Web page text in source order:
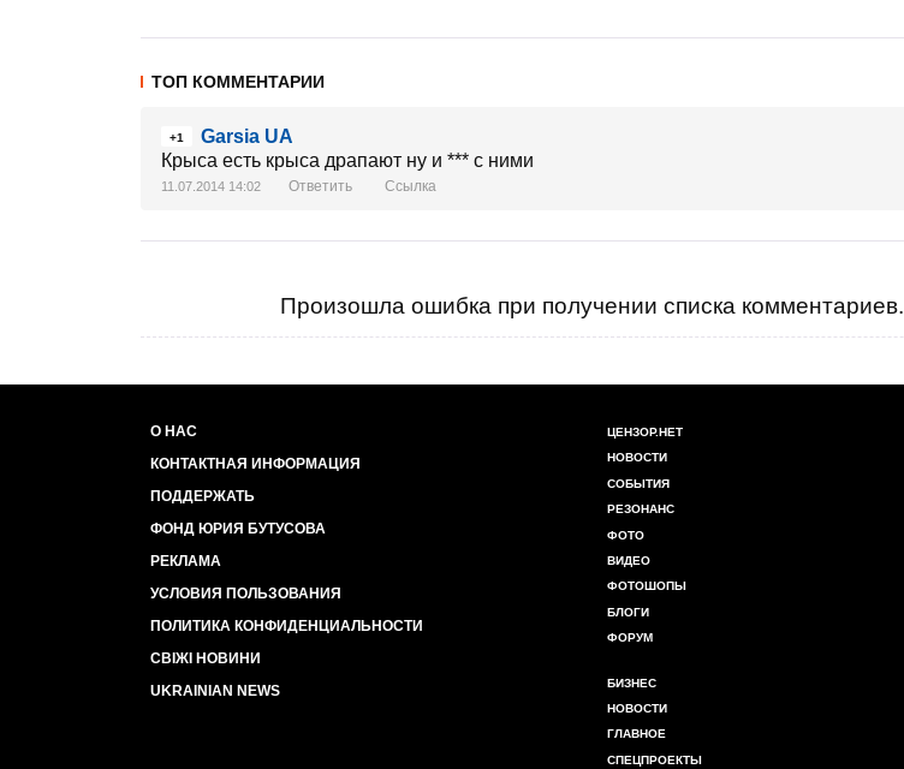
ТОП КОММЕНТАРИИ
+1
Garsia UA
Крыса есть крыса драпают ну и *** с ними
11.07.2014 14:02 Ответить Ссылка
Произошла ошибка при получении списка комментариев.
О НАС
КОНТАКТНАЯ ИНФОРМАЦИЯ
ПОДДЕРЖАТЬ
ФОНД ЮРИЯ БУТУСОВА
РЕКЛАМА
УСЛОВИЯ ПОЛЬЗОВАНИЯ
ПОЛИТИКА КОНФИДЕНЦИАЛЬНОСТИ
СВІЖІ НОВИНИ
UKRAINIAN NEWS
ЦЕНЗОР.НЕТ
НОВОСТИ
СОБЫТИЯ
РЕЗОНАНС
ФОТО
ВИДЕО
ФОТОШОПЫ
БЛОГИ
ФОРУМ
БИЗНЕС
НОВОСТИ
ГЛАВНОЕ
СПЕЦПРОЕКТЫ